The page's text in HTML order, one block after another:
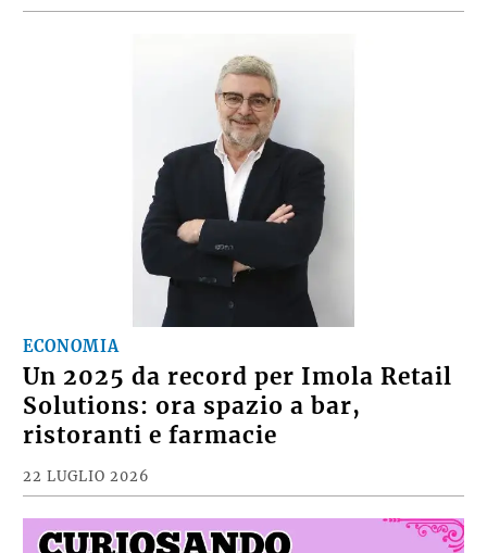
ECONOMIA
Un 2025 da record per Imola Retail
Solutions: ora spazio a bar,
ristoranti e farmacie
22 LUGLIO 2026